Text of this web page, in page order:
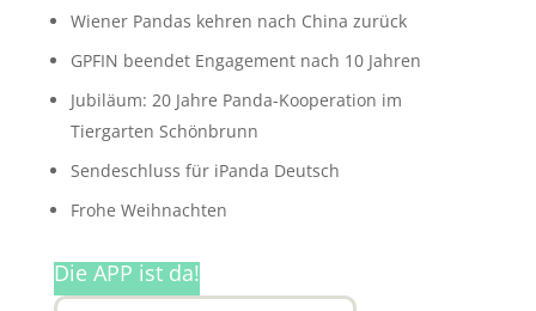
Wiener Pandas kehren nach China zurück
GPFIN beendet Engagement nach 10 Jahren
Jubiläum: 20 Jahre Panda-Kooperation im
Tiergarten Schönbrunn
Sendeschluss für iPanda Deutsch
Frohe Weihnachten
Die APP ist da!